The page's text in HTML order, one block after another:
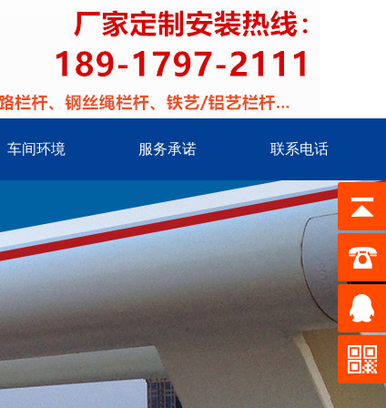
车间环境 服务承诺 联系电话